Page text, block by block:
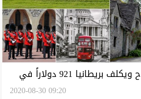
كورونا يغيب السياح ويكلف بريطانيا 921 دولاراً في
2020-08-30 09:20